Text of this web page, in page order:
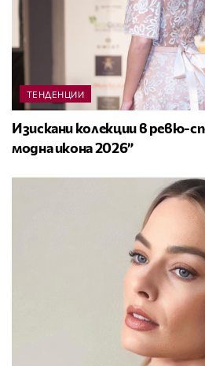
ТЕНДЕНЦИИ
Изискани колекции в ревю-
модна икона 2026”